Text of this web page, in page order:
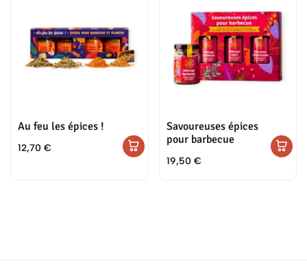
Au feu les épices !
12,70 €
Savoureuses épices
pour barbecue
19,50 €